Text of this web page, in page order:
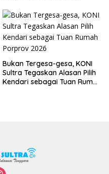
Bukan Tergesa-gesa, KONI
Sultra Tegaskan Alasan Pilih
Kendari sebagai Tuan Rumah